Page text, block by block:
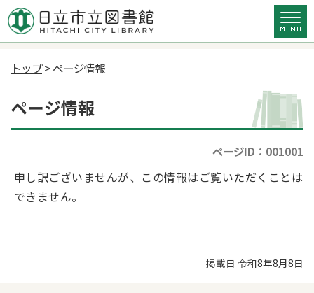
トップ> ページ情報
ページ情報
ページID：001001
申し訳ございませんが、この情報はご覧いただくことは
できません。
掲載日 令和8年8月8日